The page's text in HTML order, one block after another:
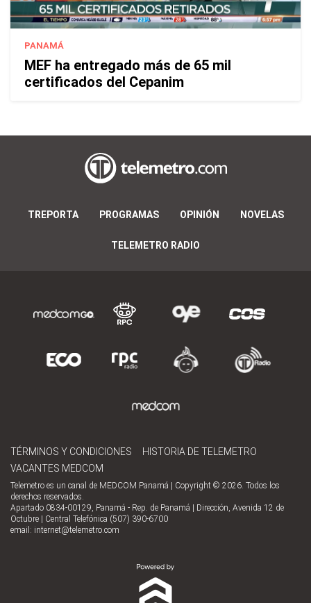
PANAMÁ
MEF ha entregado más de 65 mil
certificados del Cepanim
TREPORTA PROGRAMAS OPINIÓN NOVELAS
TELEMETRO RADIO
TÉRMINOS Y CONDICIONES
HISTORIA DE TELEMETRO
VACANTES MEDCOM
Telemetro es un canal de MEDCOM Panamá | Copyright © 2026. Todos los
derechos reservados.
Apartado 0834-00129, Panamá - Rep. de Panamá | Dirección, Avenida 12 de
Octubre | Central Telefónica (507) 390-6700
email: internet@telemetro.com